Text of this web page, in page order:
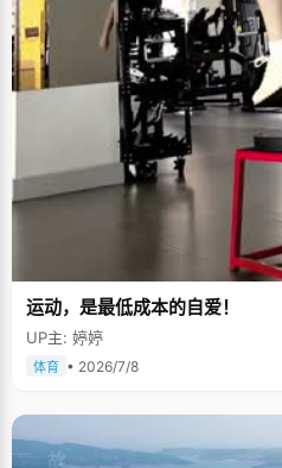
运动，是最低成本的自爱！
UP主: 婷婷
体育 • 2026/7/8